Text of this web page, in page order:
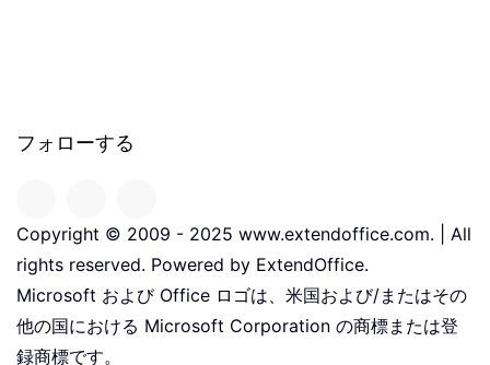
フォローする
Copyright © 2009 - 2025 www.extendoffice.com. | All
rights reserved. Powered by ExtendOffice.
Microsoft および Office ロゴは、米国および/またはその
他の国における Microsoft Corporation の商標または登
録商標です。